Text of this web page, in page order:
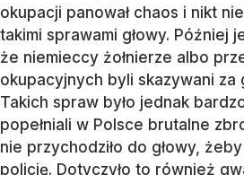
okupacji panował chaos i nikt
takimi sprawami głowy. Później
że niemieccy żołnierze albo
okupacyjnych byli skazywani za
Takich spraw było jednak
popełniali w Polsce brutalne
nie przychodziło do głowy,
policję. Dotyczyło to również